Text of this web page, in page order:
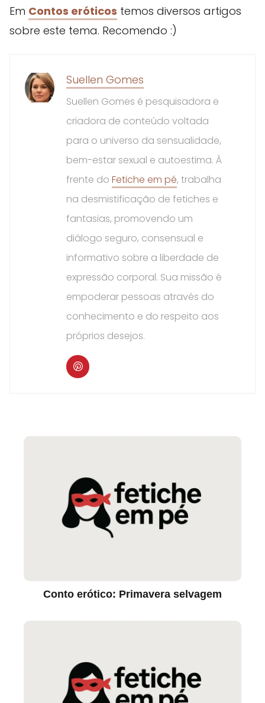
Em Contos eróticos temos diversos artigos
sobre este tema. Recomendo :)
Suellen Gomes
Suellen Gomes é pesquisadora e
criadora de conteúdo voltada
para o universo da sensualidade,
bem-estar sexual e autoestima. À
frente do Fetiche em pé, trabalha
na desmistificação de fetiches e
fantasias, promovendo um
diálogo seguro, consensual e
informativo sobre a liberdade de
expressão corporal. Sua missão é
empoderar pessoas através do
conhecimento e do respeito aos
próprios desejos.
Conto erótico: Primavera selvagem